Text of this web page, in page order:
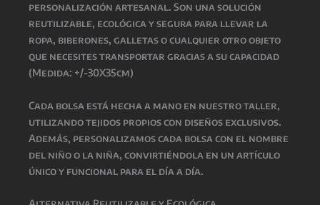
personalización artesanal. Son una solución
reutilizable, ecológica y segura para llevar la
ropa, biberones, galletas o cualquier otro objeto
que necesites transportar gracias a su capacidad
(Medida: +/-30X35cm)
Cada bolsa está hecha a mano en nuestro taller,
utilizando tejidos propios con diseños exclusivos.
Además, personalizamos cada bolsa con el nombre
del niño o la niña, convirtiéndola en un artículo
único y funcional para el día a día.